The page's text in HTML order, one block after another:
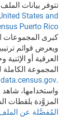
تتوفر بيانات الملف A-DHC في العرض المرئي التفاعلي
States and
Puerto Rico
كبرى المجموعات
ويعرض قوائم
العرقية أو
.
data.census.gov
واستخدامها، شاهد
المزوَّدة بلقطات
المُفصَّلة عن